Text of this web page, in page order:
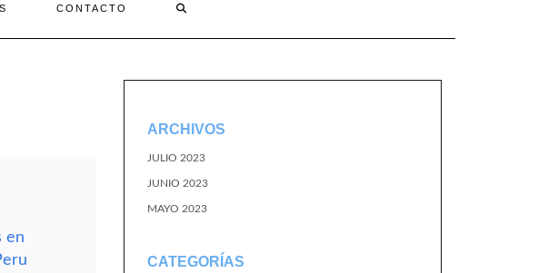
CONTACTO
en
ARCHIVOS
JULIO 2023
JUNIO 2023
MAYO 2023
CATEGORÍAS